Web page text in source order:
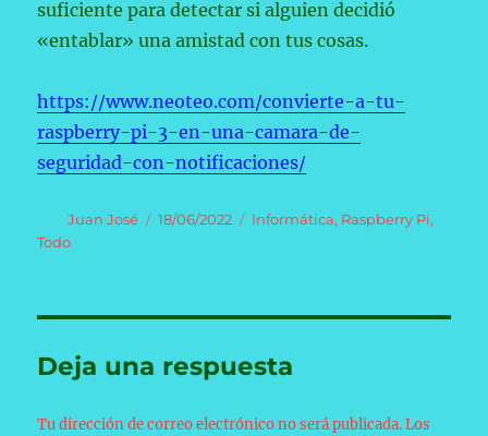
suficiente para detectar si alguien decidió
«entablar» una amistad con tus cosas.
https://www.neoteo.com/convierte-a-tu-
raspberry-pi-3-en-una-camara-de-
seguridad-con-notificaciones/
Autor
Juan José
Publicado
18/06/2022 Categorías
Informática, Raspberry Pi,
Todo
Deja una respuesta
Tu dirección de correo electrónico no será publicada. Los